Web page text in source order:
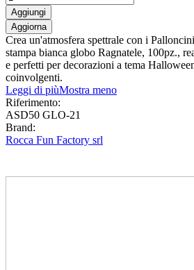
Aggiungi
Crea un'atmosfera spettrale con i
stampa bianca globo Ragnatele, 100pz.,
e perfetti per decorazioni a tema
coinvolgenti.
Leggi di piùMostra meno
Riferimento:
ASD50 GLO-21
Brand:
Rocca Fun Factory srl